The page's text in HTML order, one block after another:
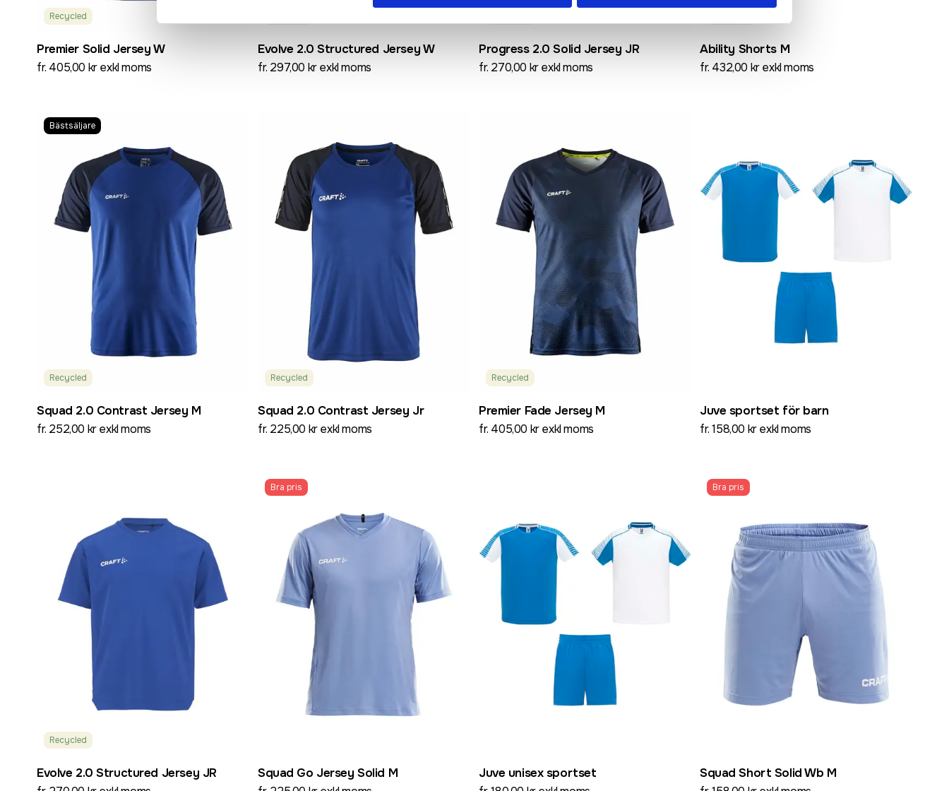
Recycled
Premier Solid Jersey W
fr. 405,00 kr exkl moms
Evolve 2.0 Structured Jersey W
fr. 297,00 kr exkl moms
Progress 2.0 Solid Jersey JR
fr. 270,00 kr exkl moms
Ability Shorts M
fr. 432,00 kr exkl moms
Bästsäljare
Recycled
Squad 2.0 Contrast Jersey M
fr. 252,00 kr exkl moms
Recycled
Squad 2.0 Contrast Jersey Jr
fr. 225,00 kr exkl moms
Recycled
Premier Fade Jersey M
fr. 405,00 kr exkl moms
Juve sportset för barn
fr. 158,00 kr exkl moms
Recycled
Evolve 2.0 Structured Jersey JR
Bra pris
Squad Go Jersey Solid M
Juve unisex sportset
Bra pris
Squad Short Solid Wb M